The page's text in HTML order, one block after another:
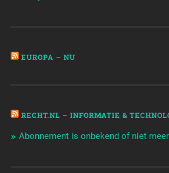
EUROPA – NU
RECHT.NL – INFORMATIE &
Abonnement is onbekend of niet